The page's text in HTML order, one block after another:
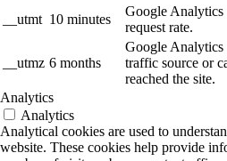
__utmt 10 minutes
Google Analytics
request rate.
__utmz 6 months
Google Analytics
traffic source or
reached the site.
Analytics
Analytics
Analytical cookies are used to
website. These cookies help provide